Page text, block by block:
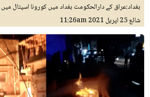
بغداد:عراق کے دارالحکومت بغداد میں کورونا اسپتال
شائع25 اپريل 2021 11:26am